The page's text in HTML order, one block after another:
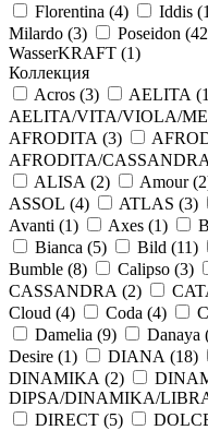
Florentina (4) Iddis (
Milardo (3) Poseidon (42
WasserKRAFT (1)
Коллекция
Acros (3) AELITA (
AELITA/VITA/VIOLA/
AFRODITA (3)
AFRODITA/
ALISA (2) Amour (2
ASSOL (4) ATLAS (3)
Avanti (1) Axes (1)
Bianca (5) Bild (11)
Bumble (8) Calipso (3)
CASSANDRA (2)
Cloud (4) Coda (4)
Damelia (9) Danaya
Desire (1) DIANA (18)
DINAMIKA (2)
DIPSA/DINAMIKA/
DIRECT (5)